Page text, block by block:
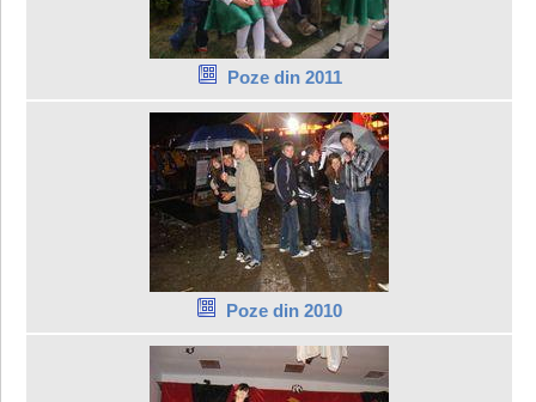
Poze din 2011
Poze din 2010